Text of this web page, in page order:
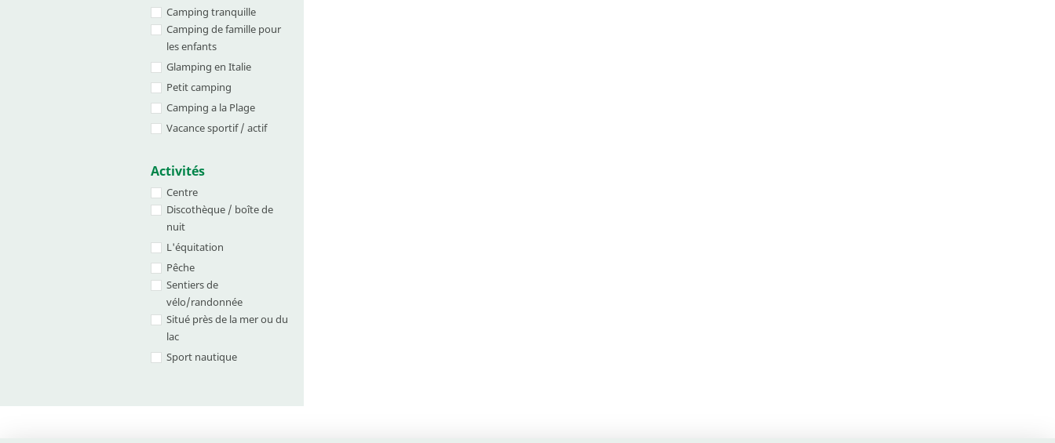
Camping tranquille
Camping de famille pour
les enfants
Glamping en Italie
Petit camping
Camping a la Plage
Vacance sportif / actif
Activités
Centre
Discothèque / boîte de
nuit
L'équitation
Pêche
Sentiers de
vélo/randonnée
Situé près de la mer ou du
lac
Sport nautique